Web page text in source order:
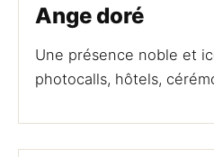
Ange doré
Une présence noble et
photocalls, hôtels,